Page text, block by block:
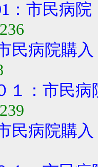
：市民病院
民病院購入
１：市民病
民病院購入